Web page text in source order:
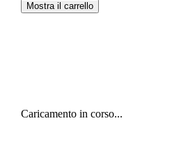
Mostra il carrello
Caricamento in corso...